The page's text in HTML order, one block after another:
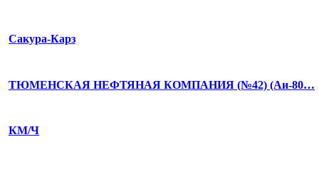
Сакура-Карз
ТЮМЕНСКАЯ НЕФТЯНАЯ КОМПАНИЯ (№42) (Аи-80…
КМ/Ч